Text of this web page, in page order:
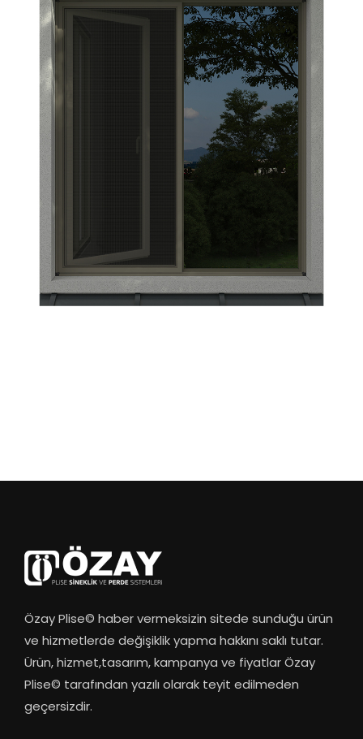
Özay Plise© haber vermeksizin sitede sunduğu ürün
ve hizmetlerde değişiklik yapma hakkını saklı tutar.
Ürün, hizmet,tasarım, kampanya ve fiyatlar Özay
Plise© tarafından yazılı olarak teyit edilmeden
geçersizdir.